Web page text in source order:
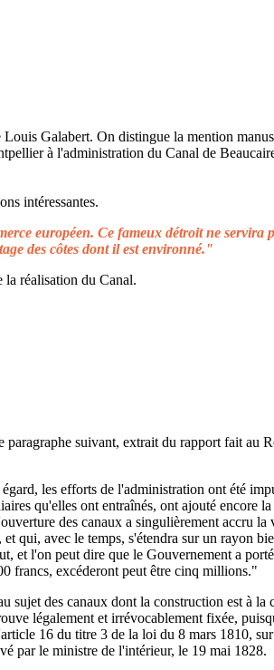
intéressantes.
européen. Ce fameux détroit ne servira
des côtes dont il est environné."
réalisation du Canal.
suivant, extrait du rapport fait au
les efforts de l'administration ont été
qu'elles ont entraînés, ont ajouté encore
des canaux a singulièrement accru la
qui, avec le temps, s'étendra sur un rayon
et l'on peut dire que le Gouvernement a
francs, excéderont peut être cinq millions."
sujet des canaux dont la construction est à la
légalement et irrévocablement fixée,
16 du titre 3 de la loi du 8 mars 1810,
par le ministre de l'intérieur, le 19 mai 1828.